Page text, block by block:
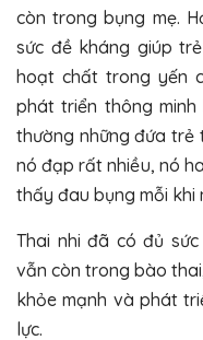
còn trong bụng mẹ.
sức đề kháng giúp
hoạt chất trong yến
phát triển thông
thường những đứa trẻ
nó đạp rất nhiều, nó
thấy đau bụng mỗi khi
Thai nhi đã có đủ
vẫn còn trong bào
khỏe mạnh và phát
lực.